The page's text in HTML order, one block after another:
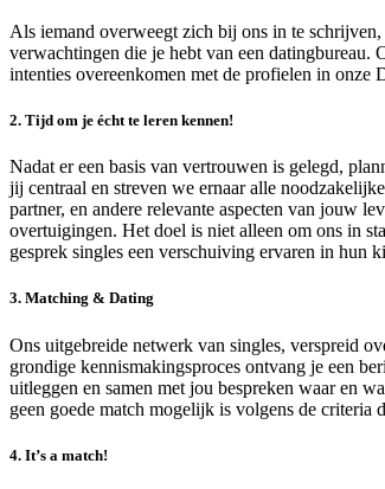
Als iemand overweegt zich bij ons in te
verwachtingen die je hebt van een datingbureau.
intenties overeenkomen met de profielen in onze
2. Tijd om je écht te leren kennen!
Nadat er een basis van vertrouwen is gelegd,
jij centraal en streven we ernaar alle
partner, en andere relevante aspecten van jouw
overtuigingen. Het doel is niet alleen om ons in
gesprek singles een verschuiving ervaren in hun
3. Matching & Dating
Ons uitgebreide netwerk van singles, verspreid
grondige kennismakingsproces ontvang je een
uitleggen en samen met jou bespreken waar en
geen goede match mogelijk is volgens de
4. It’s a match!